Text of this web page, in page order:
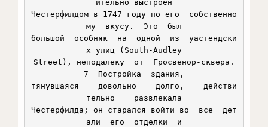
ительно выстроен
Честерфилдом в 1747 году по его  собственно
му  вкусу.  Это  был
большой  особняк  на  одной  из  уастендски
х улиц (South-Audley
Street), неподалеку  от  Гросвенор-сквера.
7  Постройка  здания,
тянувшаяся    довольно    долго,    действи
тельно    развлекала
Честерфилда; он старался войти во  все  дет
али  его  отделки  и